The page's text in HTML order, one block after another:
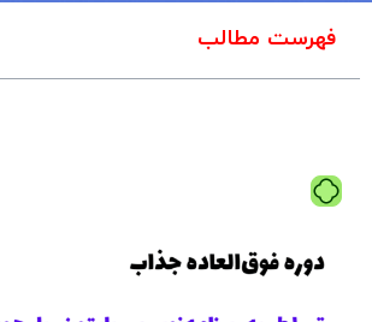
فهرست مطالب